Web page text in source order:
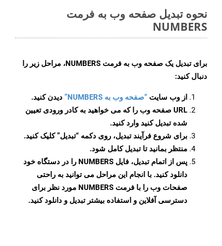
نحوه تبدیل صفحه وب به فرمت
NUMBERS
برای تبدیل یک صفحه وب به فرمت NUMBERS، مراحل زیر را
دنبال کنید:
از وب سایت “صفحه وب به NUMBERS”
دیدن کنید.
URL صفحه وب را که می خواهید به کادر ورودی تعیین
شده تبدیل کنید وارد کنید.
برای شروع فرآیند تبدیل، روی دکمه “تبدیل” کلیک کنید.
منتظر بمانید تا تبدیل کامل شود.
پس از اتمام تبدیل، فایل NUMBERS را در دستگاه خود
دانلود کنید. با انجام این مراحل می توانید به راحتی
صفحات وب را با فرمت NUMBERS مورد نظر برای
دسترسی آفلاین و استفاده بیشتر تبدیل و دانلود کنید.